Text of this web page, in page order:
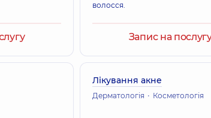
волосся.
Запис на
Лікування акне
Дерматологія Косметологія